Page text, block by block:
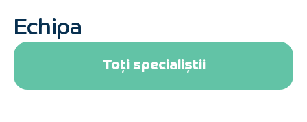
Echipa
Toți specialiștii